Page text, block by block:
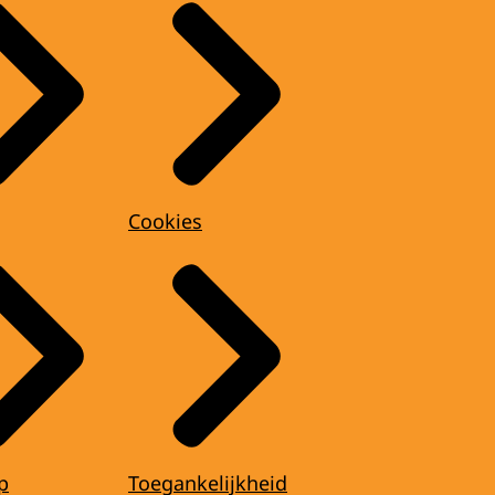
Cookies
Toegankelijkheid